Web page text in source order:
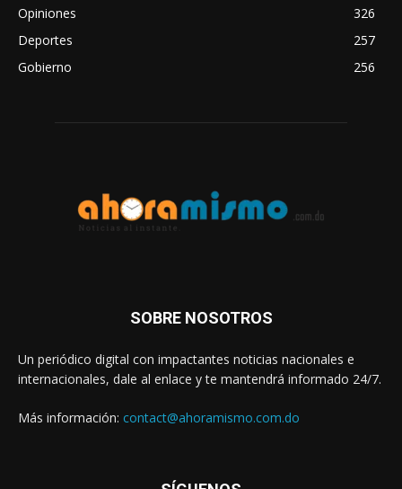
Opiniones
326
Deportes
257
Gobierno
256
SOBRE NOSOTROS
Un periódico digital con impactantes noticias nacionales e
internacionales, dale al enlace y te mantendrá informado 24/7.
Más información: contact@ahoramismo.com.do